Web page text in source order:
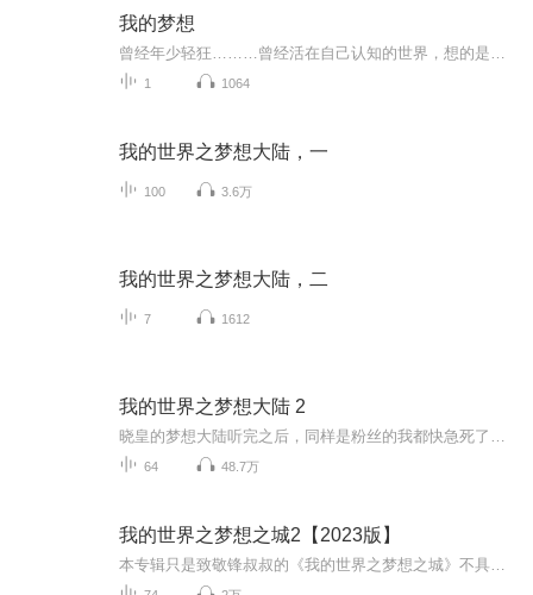
我的梦想
1 1064
我的世界之梦想大陆，一
100 3.6万
我的世界之梦想大陆，二
7 1612
我的世界之梦想大陆 2
64 48.7万
我的世界之梦想之城2【2023版】